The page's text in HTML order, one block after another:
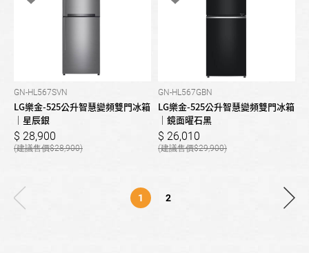
GN-HL567SVN
LG樂金-525公升智慧變頻雙門冰箱
｜星辰銀
28,900
28,900
GN-HL567GBN
LG樂金-525公升智慧變頻雙門冰箱
｜鏡面曜石黑
26,010
29,900
1 2